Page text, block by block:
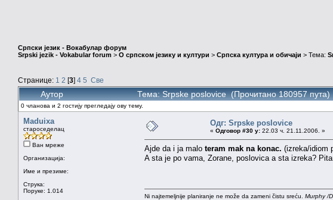
Српски језик - Вокабулар форум
Srpski jezik - Vokabular forum > О српском језику и култури > Српска култура и обичаји > Тема:
Странице: 1 2 [3] 4 5 Све
Аутор Тема: Srpske poslovice (Прочитано 180957 пута)
0 чланова и 2 гостију прегледају ову тему.
Maduixa
староседелац
Ван мреже
Организација:
Име и презиме:
Струка:
Поруке: 1.014
Одг: Srpske poslovice
« Одговор #30 у: 22.03 ч. 21.11.2006. »
Ajde da i ja malo teram mak na konac. (izreka/idiom
A sta je po vama, Zorane, poslovica a sta izreka?
Ni najtemeljnije planiranje ne može da zameni čistu sreću. Murphy /